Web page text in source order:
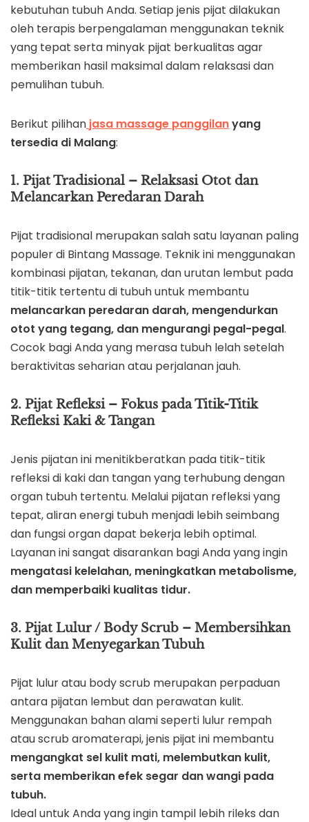
kebutuhan tubuh Anda. Setiap jenis pijat dilakukan
oleh terapis berpengalaman menggunakan teknik
yang tepat serta minyak pijat berkualitas agar
memberikan hasil maksimal dalam relaksasi dan
pemulihan tubuh.
Berikut pilihan jasa massage panggilanyang
tersedia di Malang:
1. Pijat Tradisional – Relaksasi Otot dan
Melancarkan Peredaran Darah
Pijat tradisional merupakan salah satu layanan paling
populer di Bintang Massage. Teknik ini menggunakan
kombinasi pijatan, tekanan, dan urutan lembut pada
titik-titik tertentu di tubuh untuk membantu
melancarkan peredaran darah, mengendurkan
otot yang tegang, dan mengurangi pegal-pegal.
Cocok bagi Anda yang merasa tubuh lelah setelah
beraktivitas seharian atau perjalanan jauh.
2. Pijat Refleksi – Fokus pada Titik-Titik
Refleksi Kaki & Tangan
Jenis pijatan ini menitikberatkan pada titik-titik
refleksi di kaki dan tangan yang terhubung dengan
organ tubuh tertentu. Melalui pijatan refleksi yang
tepat, aliran energi tubuh menjadi lebih seimbang
dan fungsi organ dapat bekerja lebih optimal.
Layanan ini sangat disarankan bagi Anda yang ingin
mengatasi kelelahan, meningkatkan metabolisme,
dan memperbaiki kualitas tidur.
3. Pijat Lulur / Body Scrub – Membersihkan
Kulit dan Menyegarkan Tubuh
Pijat lulur atau body scrub merupakan perpaduan
antara pijatan lembut dan perawatan kulit.
Menggunakan bahan alami seperti lulur rempah
atau scrub aromaterapi, jenis pijat ini membantu
mengangkat sel kulit mati, melembutkan kulit,
serta memberikan efek segar dan wangi pada
tubuh.
Ideal untuk Anda yang ingin tampil lebih rileks dan